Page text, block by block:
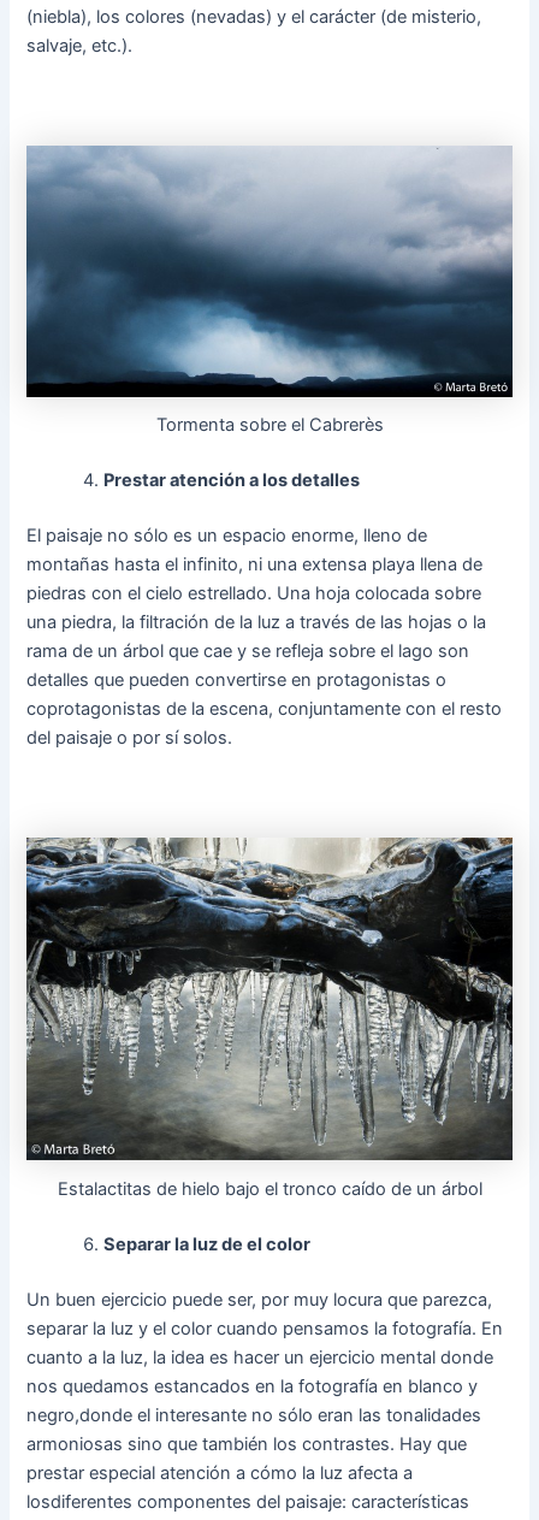
(niebla), los colores (nevadas) y el carácter (de misterio,
salvaje, etc.).
Tormenta sobre el Cabrerès
Prestar atención a los detalles
El paisaje no sólo es un espacio enorme, lleno de
montañas hasta el infinito, ni una extensa playa llena de
piedras con el cielo estrellado. Una hoja colocada sobre
una piedra, la filtración de la luz a través de las hojas o la
rama de un árbol que cae y se refleja sobre el lago son
detalles que pueden convertirse en protagonistas o
coprotagonistas de la escena, conjuntamente con el resto
del paisaje o por sí solos.
Estalactitas de hielo bajo el tronco caído de un árbol
Separar la luz de el color
Un buen ejercicio puede ser, por muy locura que parezca,
separar la luz y el colorcuando pensamos la fotografía. En
cuanto a la luz, la idea es hacer un ejercicio mental donde
nos quedamos estancados en la fotografía en blanco y
negro,donde el interesante no sólo eran las tonalidades
armoniosas sino que también los contrastes. Hay que
prestar especial atención a cómo la luz afecta a
losdiferentes componentes del paisaje:características